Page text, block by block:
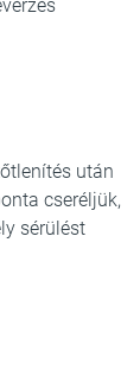
után
cseréljük,
sérülést